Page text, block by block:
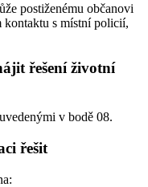
postiženému občanovi
kontaktu s místní policií,
řešení životní
v bodě 08.
řešit